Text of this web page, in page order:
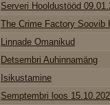
Serveri Hooldustööd
The Crime Factory Soovib
Linnade Omanikud
Detsembri Auhinnamäng
Isikustamine
Semptembri loos